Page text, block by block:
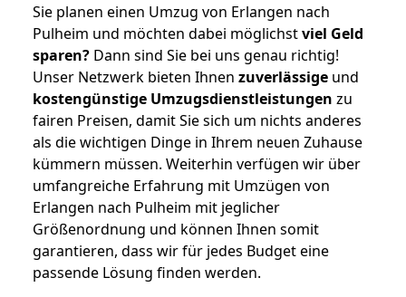
Sie planen einen Umzug von Erlangen nach
Pulheim und möchten dabei möglichstviel Geld
sparen? Dann sind Sie bei uns genau richtig!
Unser Netzwerk bieten Ihnen zuverlässige und
kostengünstige Umzugsdienstleistungen zu
fairen Preisen, damit Sie sich um nichts anderes
als die wichtigen Dinge in Ihrem neuen Zuhause
kümmern müssen. Weiterhin verfügen wir über
umfangreiche Erfahrung mit Umzügen von
Erlangen nach Pulheim mit jeglicher
Größenordnung und können Ihnen somit
garantieren, dass wir für jedes Budget eine
passende Lösung finden werden.